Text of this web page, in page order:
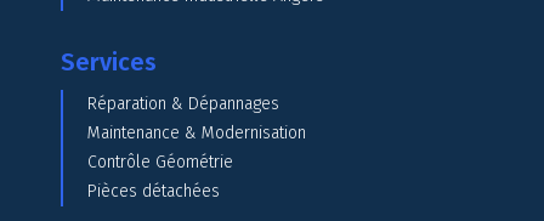
Services
Réparation & Dépannages
Maintenance & Modernisation
Contrôle Géométrie
Pièces détachées